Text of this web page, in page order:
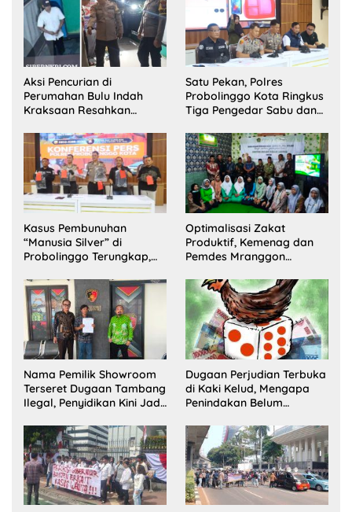
Aksi Pencurian di
Perumahan Bulu Indah
Kraksaan Resahkan
Satu Pekan, Polres
Probolinggo Kota Ringkus
Tiga Pengedar Sabu dan
Kasus Pembunuhan
“Manusia Silver” di
Probolinggo Terungkap,
Satu Buron
Optimalisasi Zakat
Produktif, Kemenag dan
Pemdes Mranggon
Pelaksana Kampung
Zakat
Nama Pemilik Showroom
Terseret Dugaan Tambang
Ilegal, Penyidikan Kini Jadi
Dugaan Perjudian Terbuka
di Kaki Kelud, Mengapa
Penindakan Belum